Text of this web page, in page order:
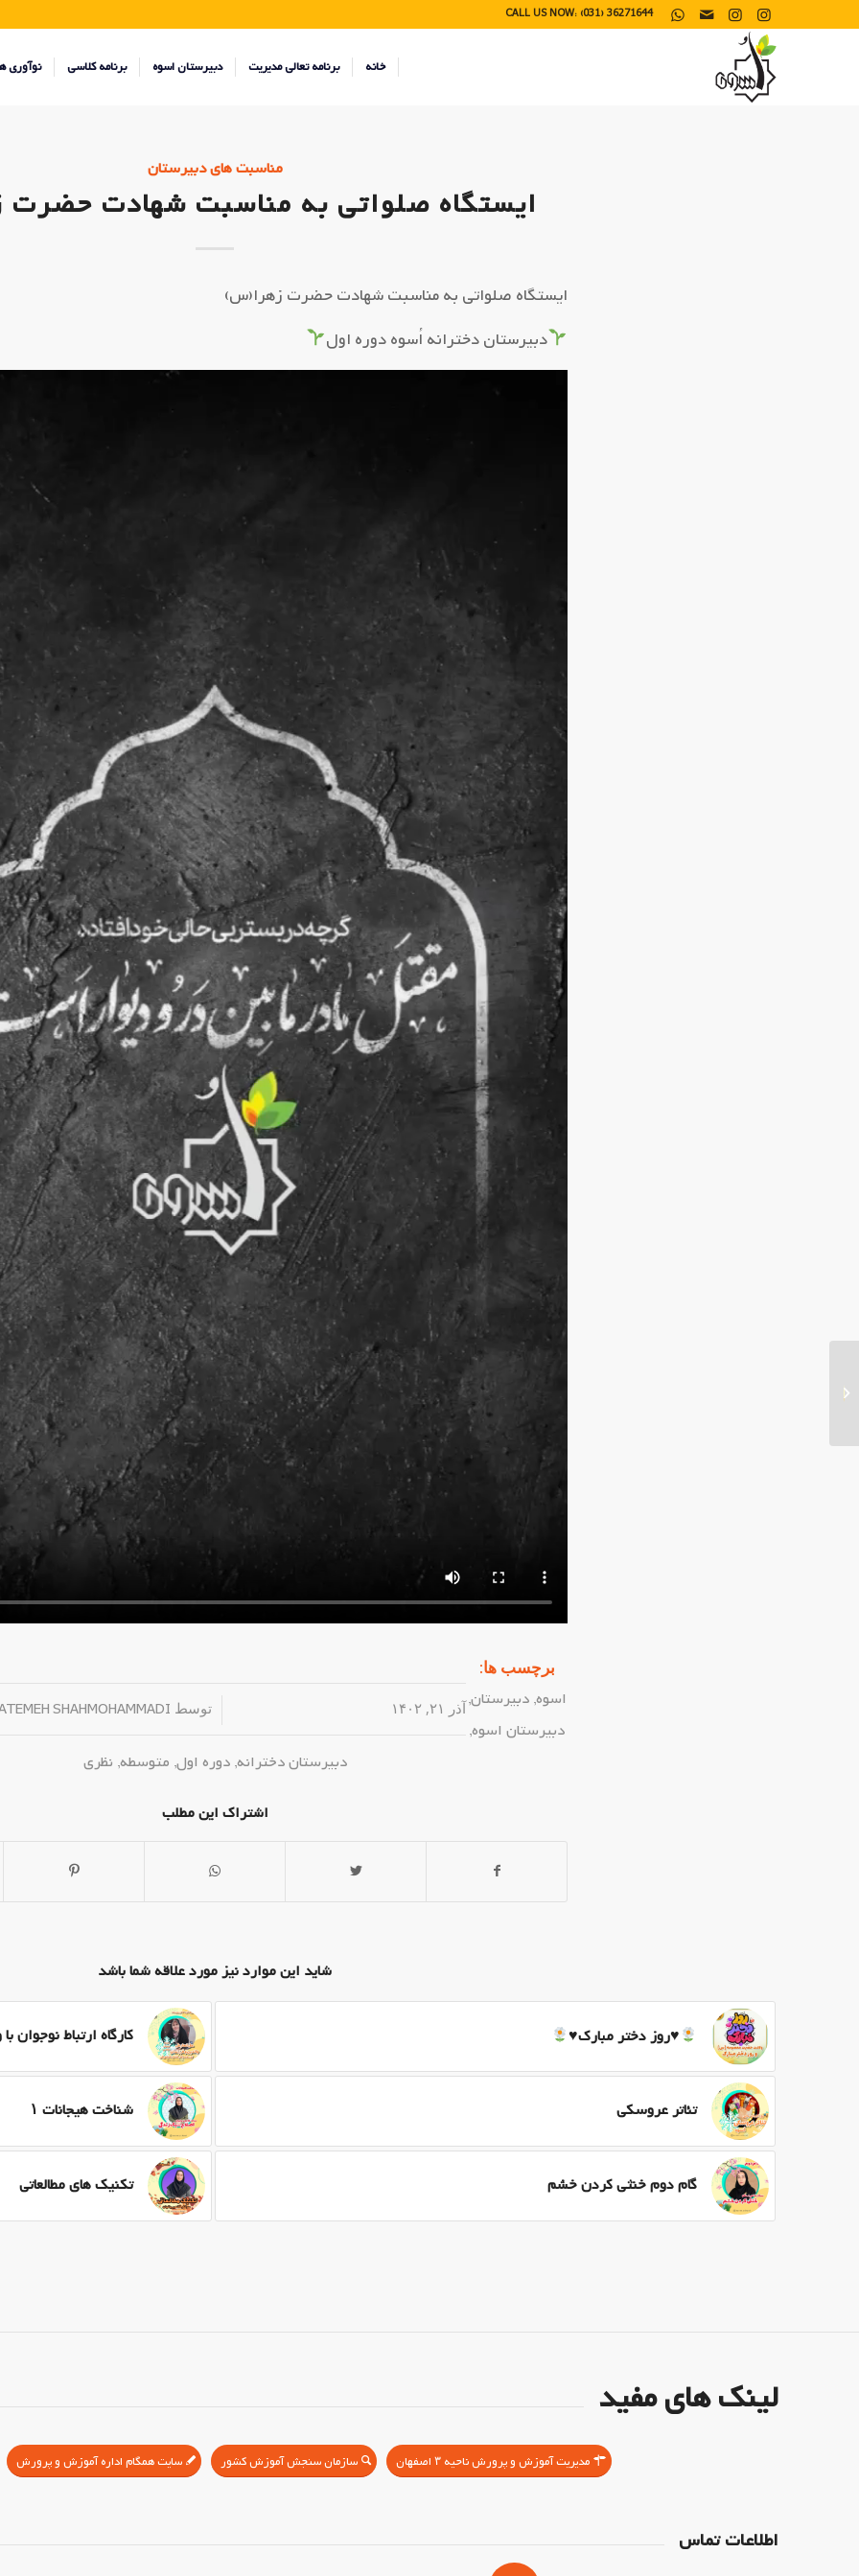
CALL US NOW: (031) 36271644
خانه برنامه تعالی مدیریت دبیرستان اسوه برنامه کلاسی نوآوری
مناسبت های دبیرستان
ایستگاه صلواتی به مناسبت شهادت
ایستگاه صلواتی به مناسبت شهادت حضرت زهرا(س)
دبیرستان دخترانه اُسوه دوره اول
آذر ۲۱, ۱۴۰۲ توسط SHAHMOHAMMADI
برچسب ها:
اسوه,دبیرستان,
دبیرستان اسوه,
دبیرستان دخترانه,دوره اول, متوسطه, نظری
اشتراک این مطلب
شاید این موارد نیز مورد علاقه شما باشد
کارگاه ارتباط نوجوان ♥️روز دختر مبارک♥️
شناخت هیجانات ۱ تئاتر عروسکی
تکنیک های مطالعاتی گام دوم خنثی کردن خشم
لینک های مفید
مدیریت آموزش و پرورش ناحیه ۳ اصفهان سازمان سنجش آموزش کشور سایت همگام اداره آموزش و پرورش
اطلاعات تماس